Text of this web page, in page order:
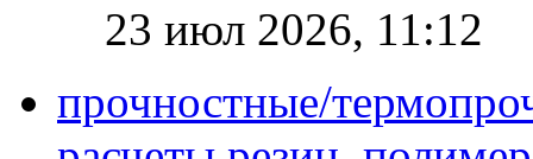
23 июл 2026, 11:12
прочностные/